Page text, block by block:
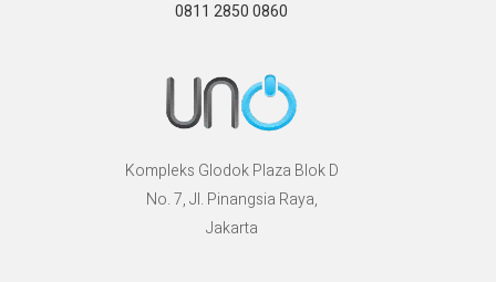
0811 2850 0860
Kompleks Glodok Plaza Blok D
No. 7, Jl. Pinangsia Raya,
Jakarta